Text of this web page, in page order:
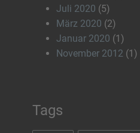
Juli 2020 (5)
März 2020 (2)
Januar 2020 (1)
November 2012 (1)
Tags